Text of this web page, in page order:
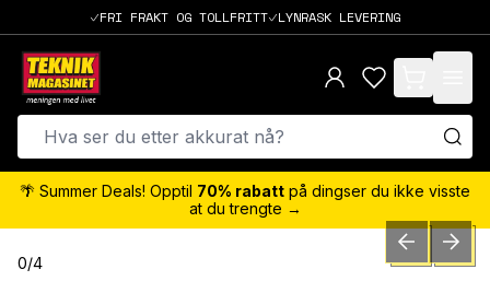
FRI FRAKT OG TOLLFRITT LYNRASK LEVERING
items in cart,
🌴 Summer Deals! Opptil 70% rabatt på dingser du ikke visste
at du trengte →
0/4 PREVIOUSNEXT